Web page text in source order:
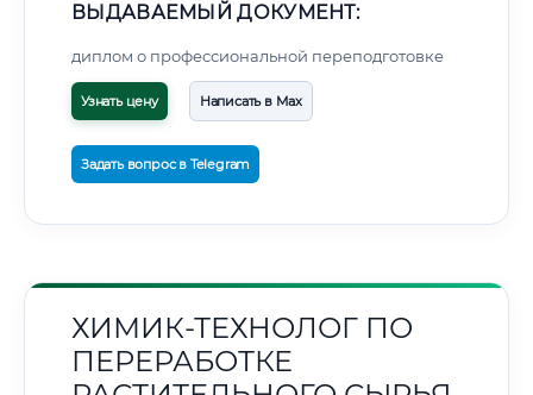
ВЫДАВАЕМЫЙ ДОКУМЕНТ:
диплом о профессиональной переподготовке
Узнать цену Написать в Max
Задать вопрос в Telegram
ХИМИК-ТЕХНОЛОГ ПО
ПЕРЕРАБОТКЕ